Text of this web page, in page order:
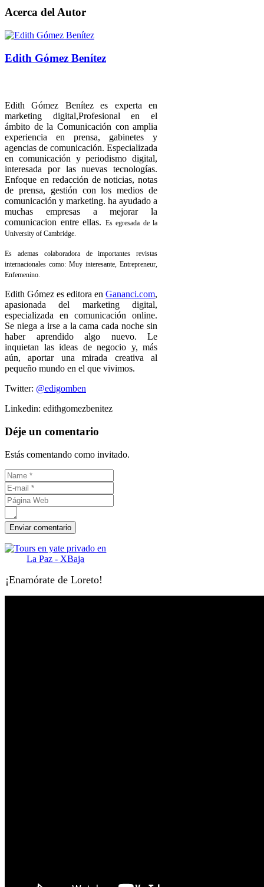
Acerca del Autor
Edith Gómez Benítez
Edith Gómez Benítez es experta en
marketing digital,Profesional en el
ámbito de la Comunicación con amplia
experiencia en prensa, gabinetes y
agencias de comunicación. Especializada
en comunicación y periodismo digital,
interesada por las nuevas tecnologías.
Enfoque en redacción de noticias, notas
de prensa, gestión con los medios de
comunicación y marketing. ha ayudado a
muchas empresas a mejorar la
comunicacion entre ellas. Es egresada de la
University of Cambridge.
Es ademas colaboradora de importantes revistas
internacionales como: Muy interesante, Entrepreneur,
Enfemenino.
Edith Gómez es editora enGananci.com,
apasionada del marketing digital,
especializada en comunicación online.
Se niega a irse a la cama cada noche sin
haber aprendido algo nuevo. Le
inquietan las ideas de negocio y, más
aún, aportar una mirada creativa al
pequeño mundo en el que vivimos.
Twitter: @edigomben
Linkedin: edithgomezbenitez
Déje un comentario
Estás comentando como invitado.
¡Enamórate de Loreto!